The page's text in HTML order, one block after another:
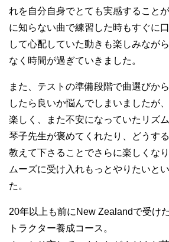
れを自分自身でとても実感すること
に知らない曲で練習した時もすぐに
して心配していた動きも楽しみなが
なく時間が過ぎていきました。
また、テストの準備段階で曲選びか
したら良いか悩んでしまいましたが
楽しく、また不安になっていたリズ
琴子先生が褒めてくれたり、どうす
教えて下さることでさらに楽しくな
ムーズに受け入れもっとやりたいと
た。
20年以上も前に New Zealandで受け
トラクター養成コース。